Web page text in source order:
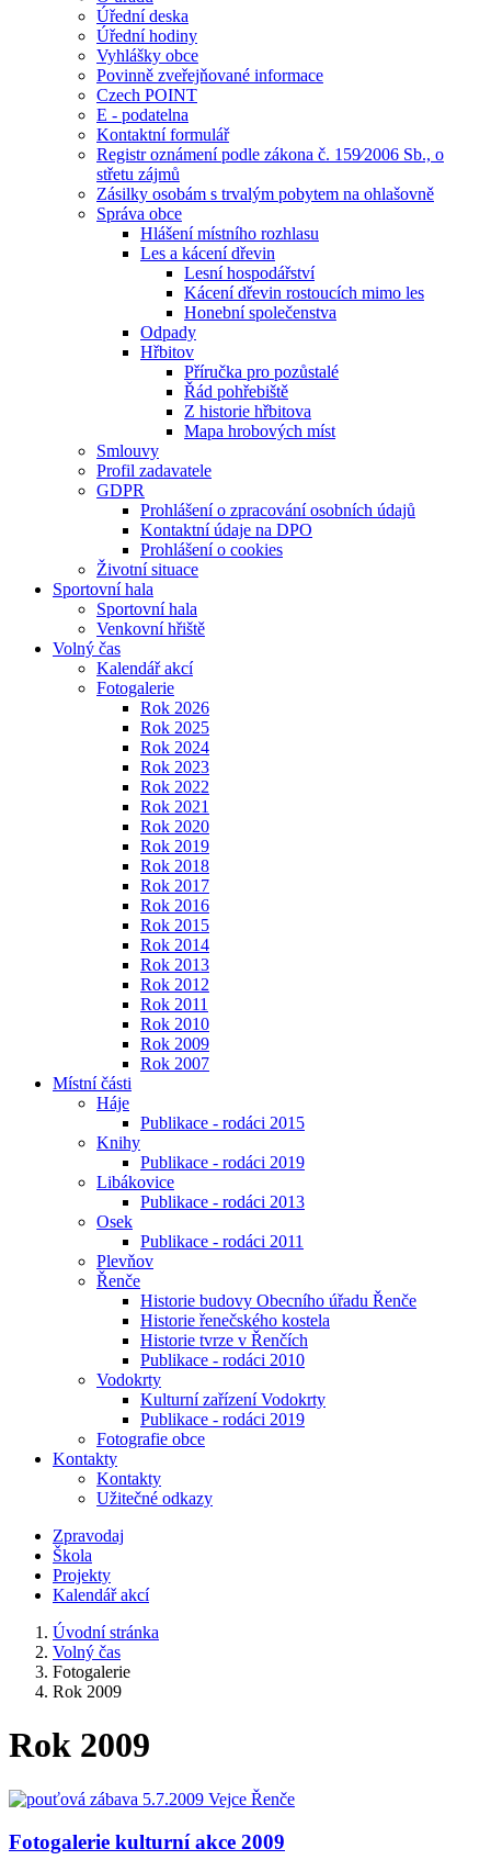
Úřední deska
Úřední hodiny
Vyhlášky obce
Povinně zveřejňované informace
Czech POINT
E - podatelna
Kontaktní formulář
Registr oznámení podle zákona č. 159⁄2006 Sb., o
střetu zájmů
Zásilky osobám s trvalým pobytem na ohlašovně
Správa obce
Hlášení místního rozhlasu
Les a kácení dřevin
Lesní hospodářství
Kácení dřevin rostoucích mimo les
Honební společenstva
Odpady
Hřbitov
Příručka pro pozůstalé
Řád pohřebiště
Z historie hřbitova
Mapa hrobových míst
Smlouvy
Profil zadavatele
GDPR
Prohlášení o zpracování osobních údajů
Kontaktní údaje na DPO
Prohlášení o cookies
Životní situace
Sportovní hala
Sportovní hala
Venkovní hřiště
Volný čas
Kalendář akcí
Fotogalerie
Rok 2026
Rok 2025
Rok 2024
Rok 2023
Rok 2022
Rok 2021
Rok 2020
Rok 2019
Rok 2018
Rok 2017
Rok 2016
Rok 2015
Rok 2014
Rok 2013
Rok 2012
Rok 2011
Rok 2010
Rok 2009
Rok 2007
Místní části
Háje
Publikace - rodáci 2015
Knihy
Publikace - rodáci 2019
Libákovice
Publikace - rodáci 2013
Osek
Publikace - rodáci 2011
Plevňov
Řenče
Historie budovy Obecního úřadu Řenče
Historie řenečského kostela
Historie tvrze v Řenčích
Publikace - rodáci 2010
Vodokrty
Kulturní zařízení Vodokrty
Publikace - rodáci 2019
Fotografie obce
Kontakty
Kontakty
Užitečné odkazy
Zpravodaj
Škola
Projekty
Kalendář akcí
Úvodní stránka
Volný čas
Fotogalerie
Rok 2009
Rok 2009
Fotogalerie kulturní akce 2009